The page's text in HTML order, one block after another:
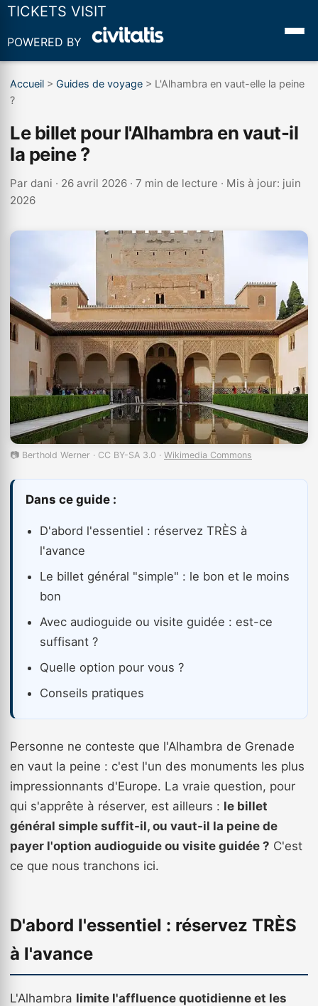
TICKETS VISIT
POWERED BY
Accueil > Guides de voyage > L'Alhambra en vaut-elle la peine
?
Le billet pour l'Alhambra en vaut-il
la peine ?
Par dani · 26 avril 2026 · 7 min de lecture · Mis à jour: juin
2026
📷 Berthold Werner · CC BY-SA 3.0 · Wikimedia Commons
Dans ce guide :
D'abord l'essentiel : réservez TRÈS à
l'avance
Le billet général "simple" : le bon et le moins
bon
Avec audioguide ou visite guidée : est-ce
suffisant ?
Quelle option pour vous ?
Conseils pratiques
Personne ne conteste que l'Alhambra de Grenade
en vaut la peine : c'est l'un des monuments les plus
impressionnants d'Europe. La vraie question, pour
qui s'apprête à réserver, est ailleurs : le billet
général simple suffit-il, ou vaut-il la peine de
payer l'option audioguide ou visite guidée ? C'est
ce que nous tranchons ici.
D'abord l'essentiel : réservez TRÈS
à l'avance
L'Alhambra limite l'affluence quotidienne et les